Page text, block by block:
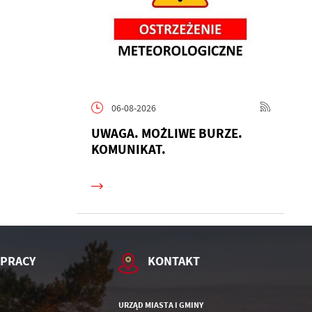
06-08-2026
UWAGA. MOŻLIWE BURZE.
KOMUNIKAT.
KONTAKT
URZĄD MIASTA I GMINY